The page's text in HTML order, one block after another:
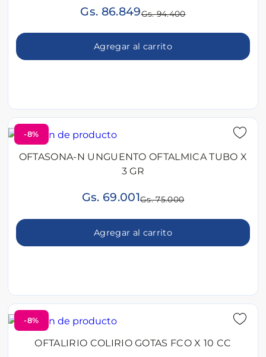
Gs. 86.849Gs. 94.400
Agregar al carrito
-8%
OFTASONA-N UNGUENTO OFTALMICA TUBO X
3 GR
Gs. 69.001Gs. 75.000
Agregar al carrito
-8%
OFTALIRIO COLIRIO GOTAS FCO X 10 CC